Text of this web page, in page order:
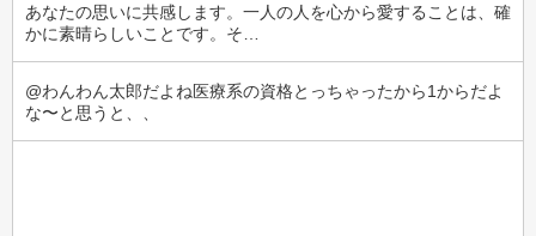
あなたの思いに共感します。一人の人を心から愛することは、確
かに素晴らしいことです。そ…
@わんわん太郎だよね医療系の資格とっちゃったから1からだよ
な〜と思うと、、